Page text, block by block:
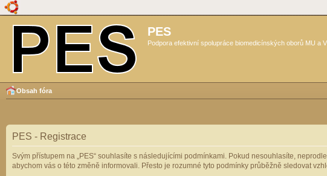
PES
Podpora efektivní spolupráce biomedicínských oborů MU a
Obsah fóra
PES - Registrace
Svým přístupem na „PES“ souhlasíte s následujícími podmínkami. Pokud nesouhlasíte,
abychom vás o této změně informovali. Přesto je rozumné tyto podmínky průběžně sledovat